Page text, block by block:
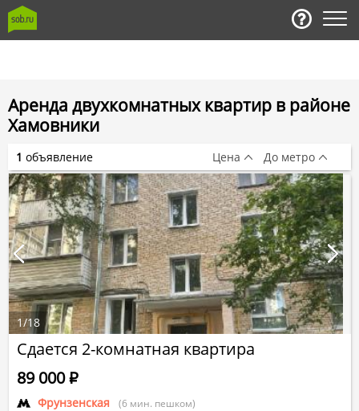
Аренда двухкомнатных квартир в районе
Хамовники
Сдается 2-комнатная квартира
Фрунзенская (6 мин. пешком)
89 000Р
1/18
1 объявление Цена До метро